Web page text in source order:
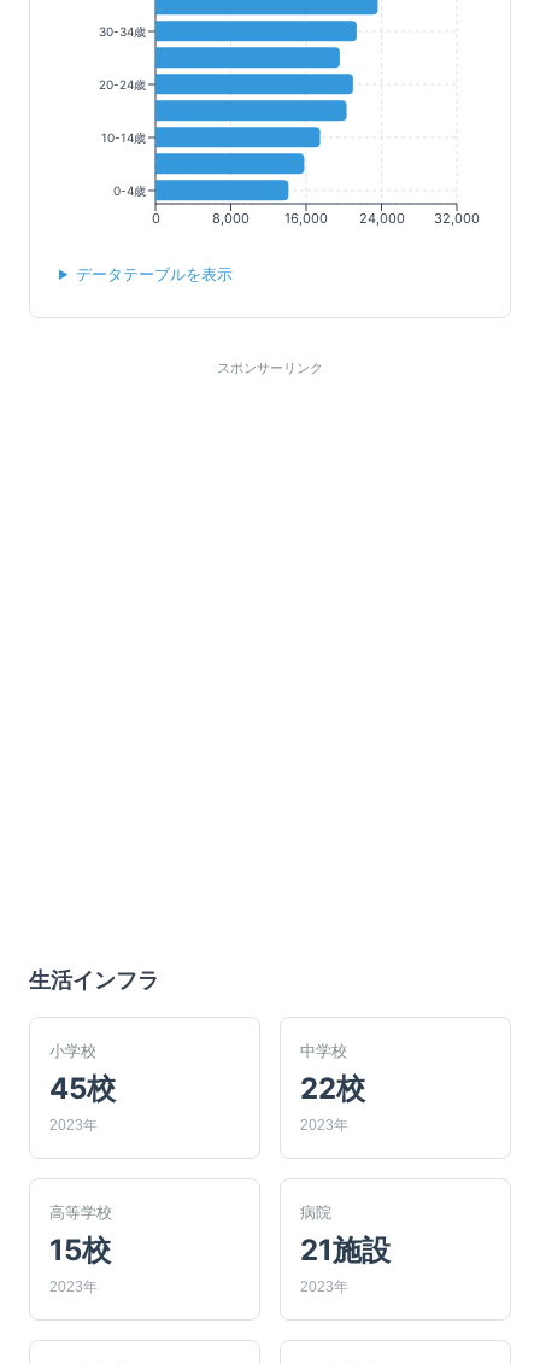
0 8,000 16,000 24,000 32,000
30-34歳
20-24歳
10-14歳
0-4歳
データテーブルを表示
スポンサーリンク
生活インフラ
小学校
45校
2023年
中学校
22校
2023年
高等学校
15校
2023年
病院
21施設
2023年